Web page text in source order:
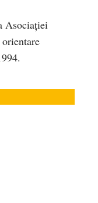
Asociaţiei